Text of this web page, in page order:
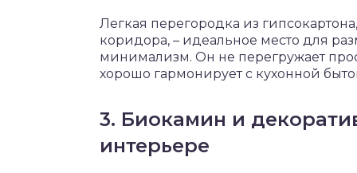
Легкая перегородка из
коридора, – идеальное место для
минимализм. Он не перегружает
хорошо гармонирует с кухонной
3. Биокамин и
интерьере